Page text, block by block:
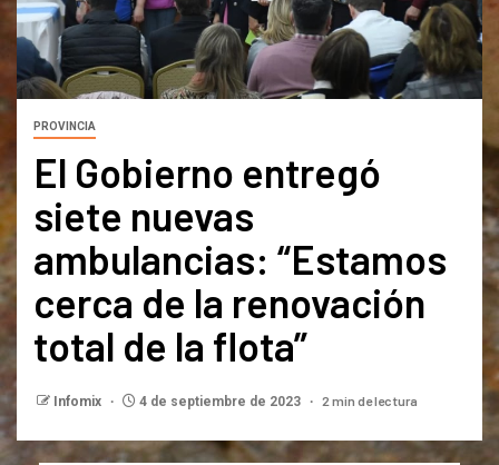
PROVINCIA
El Gobierno entregó
siete nuevas
ambulancias: “Estamos
cerca de la renovación
total de la flota”
Infomix 4 de septiembre de 2023 2 min de lectura